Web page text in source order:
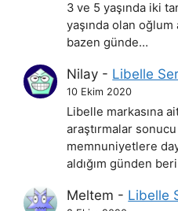
3 ve 5 yaşında iki
yaşında olan oğlum
bazen günde…
Nilay - Libelle
10 Ekim 2020
Libelle markasına
araştırmalar
memnuniyetlere
aldığım günden
Meltem - Libelle